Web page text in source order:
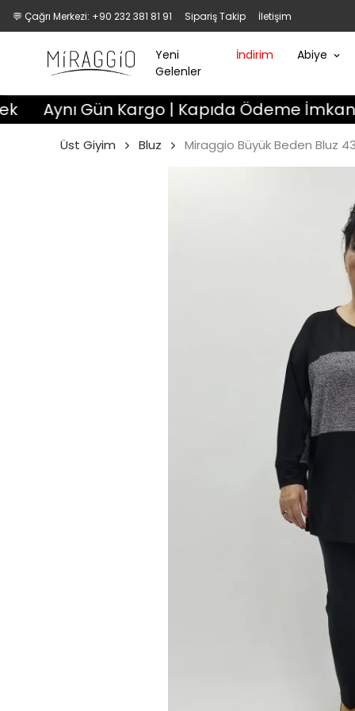
💬 Çağrı Merkezi: +90 232 381 81 91 Sipariş Takip İletişim
Yeni
Gelenler
İndirim Abiye
Gün Kargo | Kapıda Ödeme İmkanı | 3
Üst Giyim Bluz Miraggio Büyük Beden Bluz